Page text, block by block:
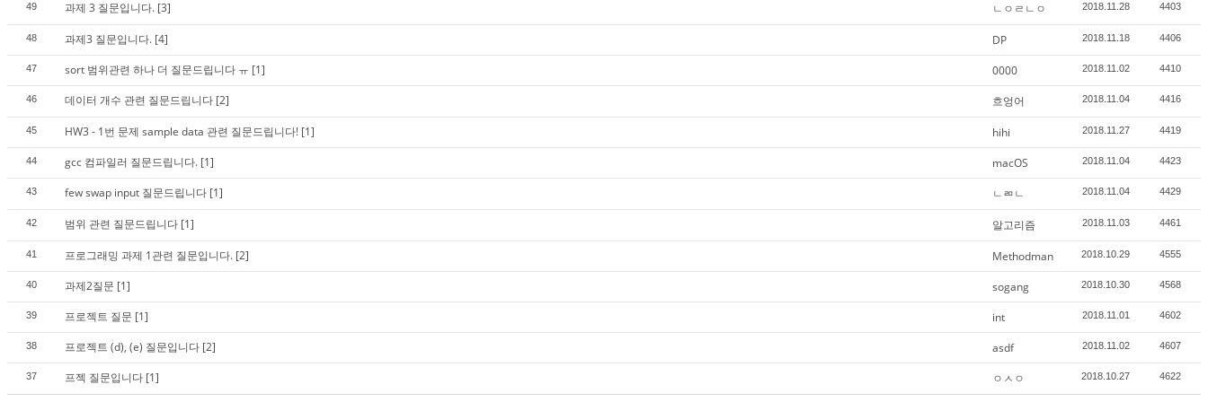
49 과제 3 질문입니다. [3] ㄴㅇㄹㄴㅇ 2018.11.28 4403
48 과제3 질문입니다. [4] DP 2018.11.18 4406
47 sort 범위관련 하나 더 질문드립니다 ㅠ [1] 0000 2018.11.02 4410
46 데이터 개수 관련 질문드립니다 [2] 흐엉어 2018.11.04 4416
45 HW3 - 1번 문제 sample data 관련 질문드립니다! [1] hihi 2018.11.27 4419
44 gcc 컴파일러 질문드립니다. [1] macOS 2018.11.04 4423
43 few swap input 질문드립니다 [1] ㄴㄻㄴ 2018.11.04 4429
42 범위 관련 질문드립니다 [1] 알고리즘 2018.11.03 4461
41 프로그래밍 과제 1관련 질문입니다. [2] Methodman 2018.10.29 4555
40 과제2질문 [1] sogang 2018.10.30 4568
39 프로젝트 질문 [1] int 2018.11.01 4602
38 프로젝트 (d), (e) 질문입니다 [2] asdf 2018.11.02 4607
37 프젝 질문입니다 [1] ㅇㅅㅇ 2018.10.27 4622